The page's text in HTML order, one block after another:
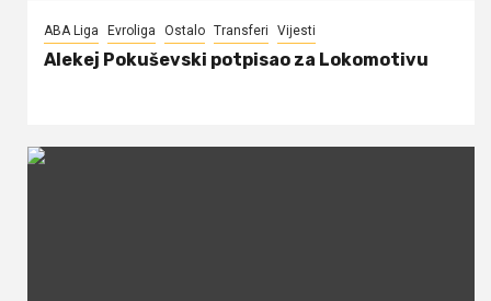
ABA Liga Evroliga Ostalo Transferi Vijesti
Alekej Pokuševski potpisao za Lokomotivu